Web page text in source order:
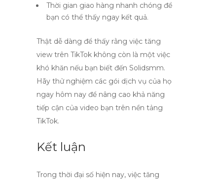
Thời gian giao hàng nhanh chóng để
bạn có thể thấy ngay kết quả.
Thật dễ dàng để thấy rằng việc tăng
view trên TikTok không còn là một việc
khó khăn nếu bạn biết đến Solidsmm.
Hãy thử nghiệm các gói dịch vụ của họ
ngay hôm nay để nâng cao khả năng
tiếp cận của video bạn trên nền tảng
TikTok.
Kết luận
Trong thời đại số hiện nay, việc tăng